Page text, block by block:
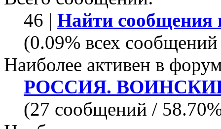
46 | Найти сообщения
(0.09% всех
Наиболее активен в
РОССИЯ.
(27 сообщений /